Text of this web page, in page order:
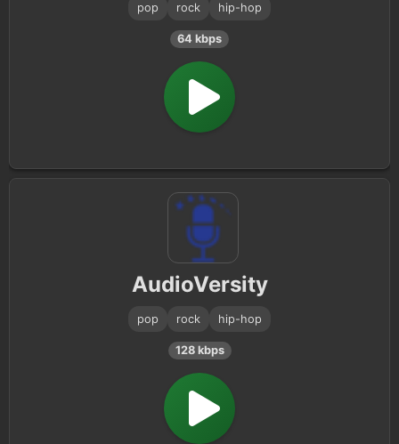
pop rock hip-hop
64 kbps
AudioVersity
pop rock hip-hop
128 kbps